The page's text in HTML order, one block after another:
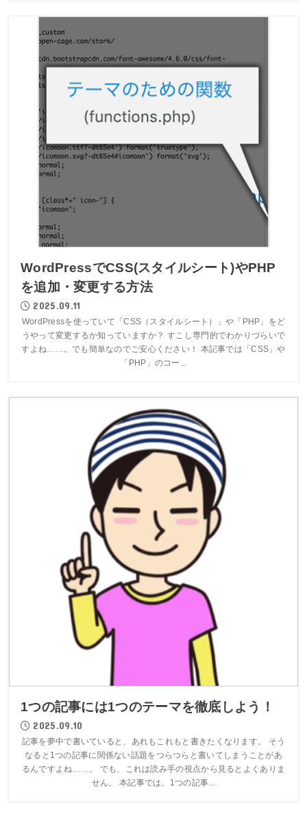
WordPressでCSS(スタイルシート)やPHP
を追加・変更する方法
2025.09.11
WordPressを使っていて「CSS（スタイルシート）」や「PHP」をど
うやって変更するか知っていますか？ すこし専門的でわかりづらいで
すよね……。でも簡単なのでご安心ください！ 本記事では「CSS」や
「PHP」のコー...
1つの記事には1つのテーマを徹底しよう！
2025.09.10
記事を夢中で書いていると、あれもこれもと書きたくなります。 そう
なると1つの記事に関係ない話題をつらつらと書いてしまうことがあ
るんですよね……。 でも、これは読み手の視点から見るとよくありま
せん。 本記事では、1つの記事...